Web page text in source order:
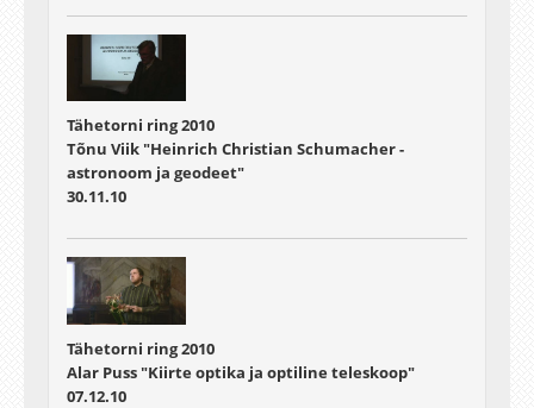
Tähetorni ring 2010
Tõnu Viik "Heinrich Christian Schumacher -
astronoom ja geodeet"
30.11.10
Tähetorni ring 2010
Alar Puss "Kiirte optika ja optiline teleskoop"
07.12.10